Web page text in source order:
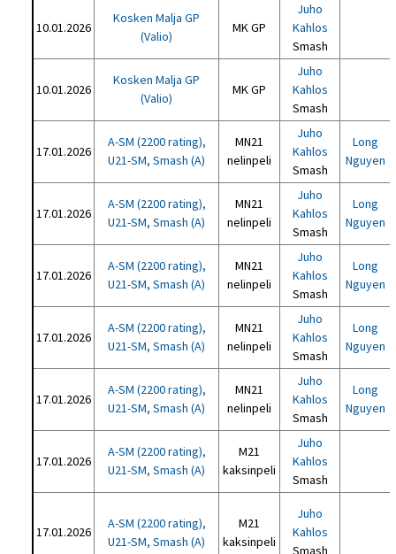
10.01.2026
Kosken Malja GP
(Valio)
MK GP
Juho
Kahlos
Smash
10.01.2026
Kosken Malja GP
(Valio)
MK GP
Juho
Kahlos
Smash
17.01.2026
A-SM (2200 rating),
U21-SM, Smash (A)
MN21
nelinpeli
Juho
Kahlos
Smash
Long
Nguyen
17.01.2026
A-SM (2200 rating),
U21-SM, Smash (A)
MN21
nelinpeli
Juho
Kahlos
Smash
Long
Nguyen
17.01.2026
A-SM (2200 rating),
U21-SM, Smash (A)
MN21
nelinpeli
Juho
Kahlos
Smash
Long
Nguyen
17.01.2026
A-SM (2200 rating),
U21-SM, Smash (A)
MN21
nelinpeli
Juho
Kahlos
Smash
Long
Nguyen
17.01.2026
A-SM (2200 rating),
U21-SM, Smash (A)
MN21
nelinpeli
Juho
Kahlos
Smash
Long
Nguyen
17.01.2026
A-SM (2200 rating),
U21-SM, Smash (A)
M21
kaksinpeli
Juho
Kahlos
Smash
17.01.2026
A-SM (2200 rating),
U21-SM, Smash (A)
M21
kaksinpeli
Juho
Kahlos
Smash